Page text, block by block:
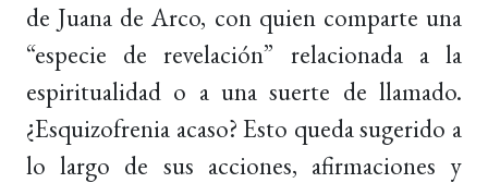
de Juana de Arco, con quien comparte una
“especie de revelación” relacionada a la
espiritualidad o a una suerte de llamado.
¿Esquizofrenia acaso? Esto queda sugerido a
lo largo de sus acciones, afirmaciones y